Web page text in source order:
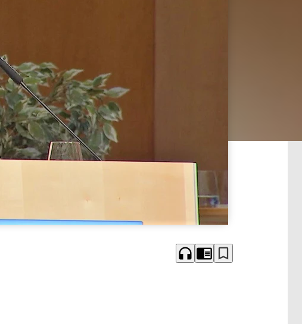
headphones chrome_reader_mode bookmark_border